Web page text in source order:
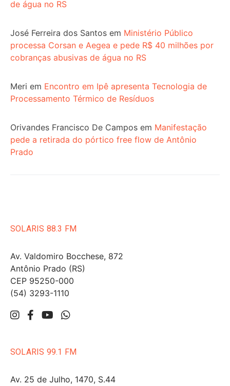
de água no RS
José Ferreira dos Santos em Ministério Público
processa Corsan e Aegea e pede R$ 40 milhões por
cobranças abusivas de água no RS
Meri em Encontro em Ipê apresenta Tecnologia de
Processamento Térmico de Resíduos
Orivandes Francisco De Campos em Manifestação
pede a retirada do pórtico free flow de Antônio
Prado
SOLARIS 88.3 FM
Av. Valdomiro Bocchese, 872
Antônio Prado (RS)
CEP 95250-000
(54) 3293-1110
SOLARIS 99.1 FM
Av. 25 de Julho, 1470, S.44